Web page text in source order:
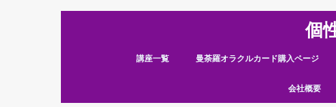
個
講座一覧 曼荼羅オラクルカード購入ページ
会社概要